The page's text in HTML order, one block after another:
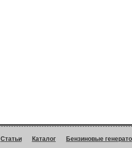
Статьи Каталог Бензиновые